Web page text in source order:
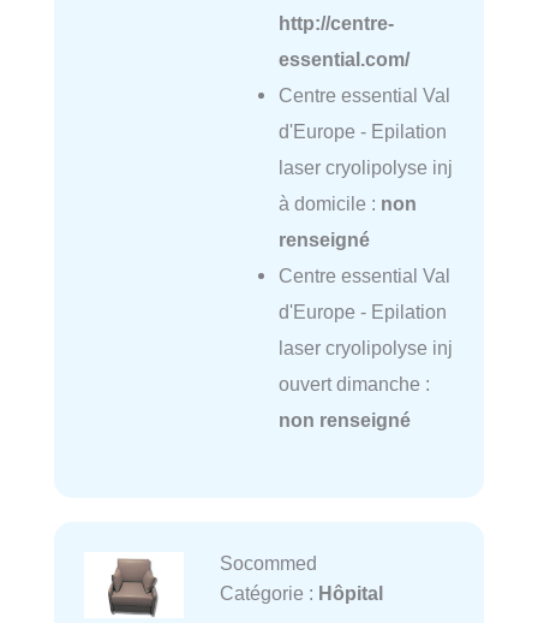
http://centre-
essential.com/
Centre essential Val
d'Europe - Epilation
laser cryolipolyse inj
à domicile : non
renseigné
Centre essential Val
d'Europe - Epilation
laser cryolipolyse inj
ouvert dimanche :
non renseigné
Socommed
Catégorie : Hôpital